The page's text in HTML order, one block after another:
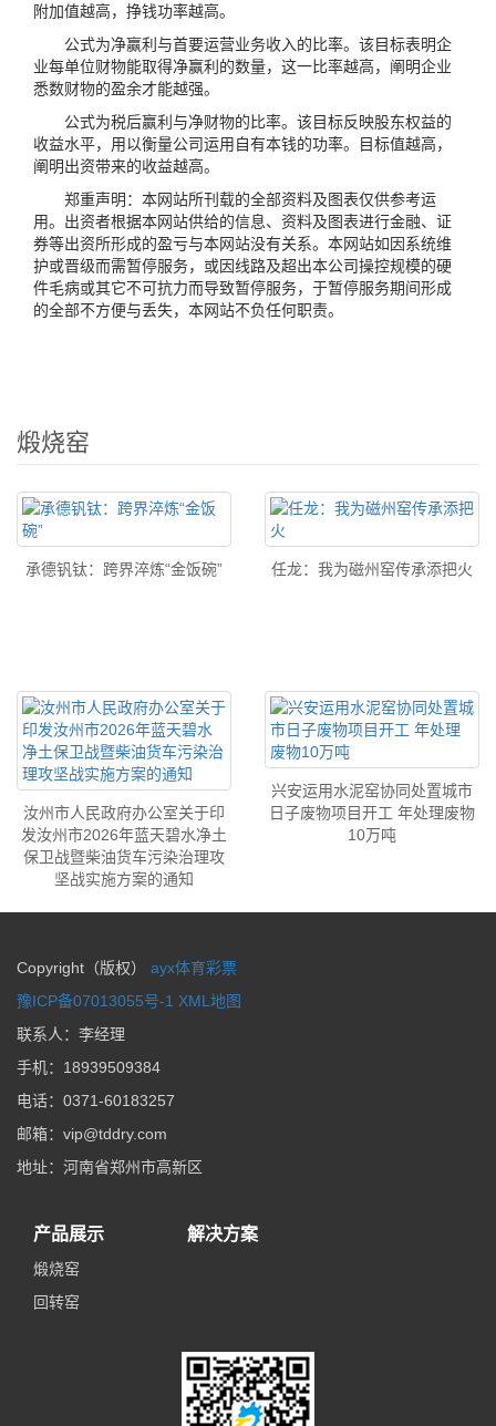
附加值越高，挣钱功率越高。
公式为净赢利与首要运营业务收入的比率。该目标表明企
业每单位财物能取得净赢利的数量，这一比率越高，阐明企业
悉数财物的盈余才能越强。
公式为税后赢利与净财物的比率。该目标反映股东权益的
收益水平，用以衡量公司运用自有本钱的功率。目标值越高，
阐明出资带来的收益越高。
郑重声明：本网站所刊载的全部资料及图表仅供参考运
用。出资者根据本网站供给的信息、资料及图表进行金融、证
券等出资所形成的盈亏与本网站没有关系。本网站如因系统维
护或晋级而需暂停服务，或因线路及超出本公司操控规模的硬
件毛病或其它不可抗力而导致暂停服务，于暂停服务期间形成
的全部不方便与丢失，本网站不负任何职责。
煅烧窑
承德钒钛：跨界淬炼“金饭碗” 任龙：我为磁州窑传承添把火
汝州市人民政府办公室关于印
发汝州市2026年蓝天碧水净土
保卫战暨柴油货车污染治理攻
坚战实施方案的通知
兴安运用水泥窑协同处置城市
日子废物项目开工 年处理废物
10万吨
Copyright（版权） ayx体育彩票
豫ICP备07013055号-1 XML地图
联系人：李经理
手机： 18939509384
电话： 0371-60183257
邮箱： vip@tddry.com
地址： 河南省郑州市高新区
产品展示
煅烧窑
回转窑
解决方案